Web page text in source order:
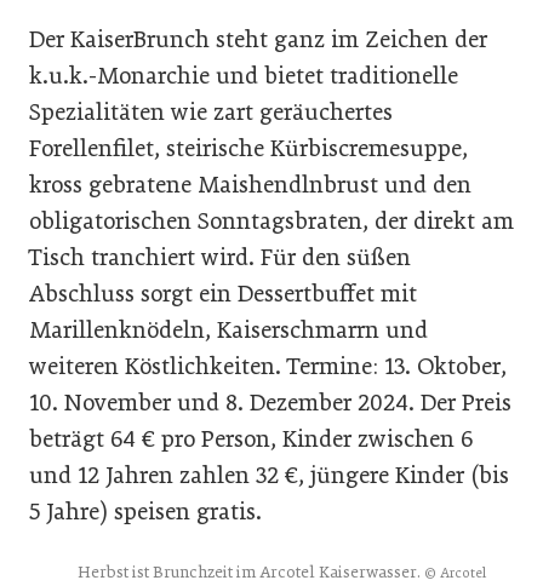
Der KaiserBrunch steht ganz im Zeichen der
k.u.k.-Monarchie und bietet traditionelle
Spezialitäten wie zart geräuchertes
Forellenfilet, steirische Kürbiscremesuppe,
kross gebratene Maishendlnbrust und den
obligatorischen Sonntagsbraten, der direkt am
Tisch tranchiert wird. Für den süßen
Abschluss sorgt ein Dessertbuffet mit
Marillenknödeln, Kaiserschmarrn und
weiteren Köstlichkeiten. Termine: 13. Oktober,
10. November und 8. Dezember 2024. Der Preis
beträgt 64 € pro Person, Kinder zwischen 6
und 12 Jahren zahlen 32 €, jüngere Kinder (bis
5 Jahre) speisen gratis.
Herbst ist Brunchzeit im Arcotel Kaiserwasser. © Arcotel